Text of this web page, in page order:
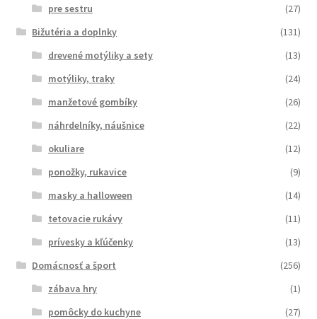
pre sestru
(27)
Bižutéria a doplnky
(131)
drevené motýliky a sety
(13)
motýliky, traky
(24)
manžetové gombíky
(26)
náhrdelníky, náušnice
(22)
okuliare
(12)
ponožky, rukavice
(9)
masky a halloween
(14)
tetovacie rukávy
(11)
prívesky a kľúčenky
(13)
Domácnosť a šport
(256)
zábava hry
(1)
pomôcky do kuchyne
(27)